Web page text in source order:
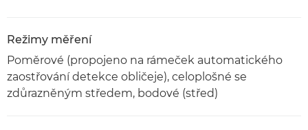
Režimy měření
Poměrové (propojeno na rámeček automatického
zaostřování detekce obličeje), celoplošné se
zdůrazněným středem, bodové (střed)